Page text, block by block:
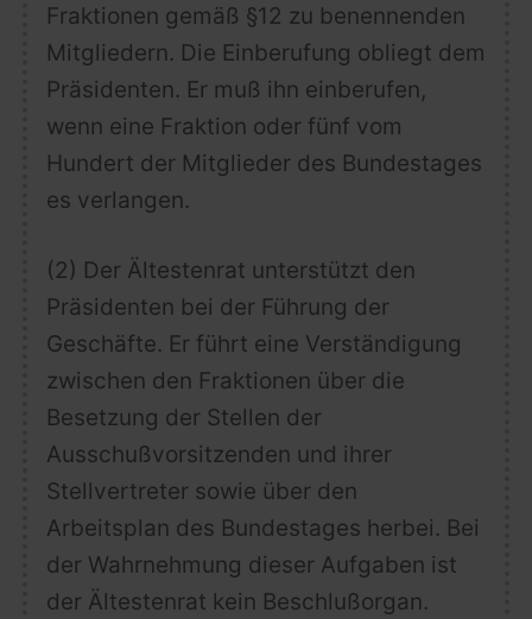
Fraktionen gemäß §12 zu benennenden
Mitgliedern. Die Einberufung obliegt dem
Präsidenten. Er muß ihn einberufen,
wenn eine Fraktion oder fünf vom
Hundert der Mitglieder des Bundestages
es verlangen.
(2) Der Ältestenrat unterstützt den
Präsidenten bei der Führung der
Geschäfte. Er führt eine Verständigung
zwischen den Fraktionen über die
Besetzung der Stellen der
Ausschußvorsitzenden und ihrer
Stellvertreter sowie über den
Arbeitsplan des Bundestages herbei. Bei
der Wahrnehmung dieser Aufgaben ist
der Ältestenrat kein Beschlußorgan.